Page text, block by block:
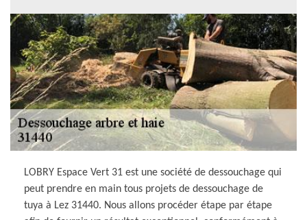
LOBRY Espace Vert 31 est une société de dessouchage qui
peut prendre en main tous projets de dessouchage de
tuya à Lez 31440. Nous allons procéder étape par étape